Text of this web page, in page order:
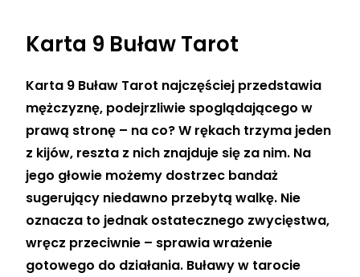
Karta 9 Buław Tarot
Karta 9 Buław Tarot najczęściej przedstawia
mężczyznę, podejrzliwie spoglądającego w
prawą stronę – na co? W rękach trzyma jeden
z kijów, reszta z nich znajduje się za nim. Na
jego głowie możemy dostrzec bandaż
sugerujący niedawno przebytą walkę. Nie
oznacza to jednak ostatecznego zwycięstwa,
wręcz przeciwnie – sprawia wrażenie
gotowego do działania. Buławy w tarocie